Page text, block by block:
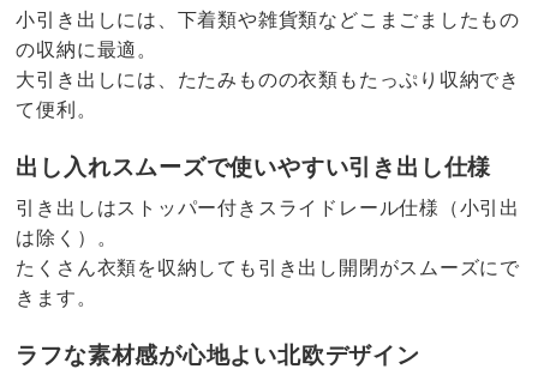
小引き出しには、下着類や雑貨類などこまごましたもの
の収納に最適。
大引き出しには、たたみものの衣類もたっぷり収納でき
て便利。
出し入れスムーズで使いやすい引き出し仕様
引き出しはストッパー付きスライドレール仕様（小引出
は除く）。
たくさん衣類を収納しても引き出し開閉がスムーズにで
きます。
ラフな素材感が心地よい北欧デザイン